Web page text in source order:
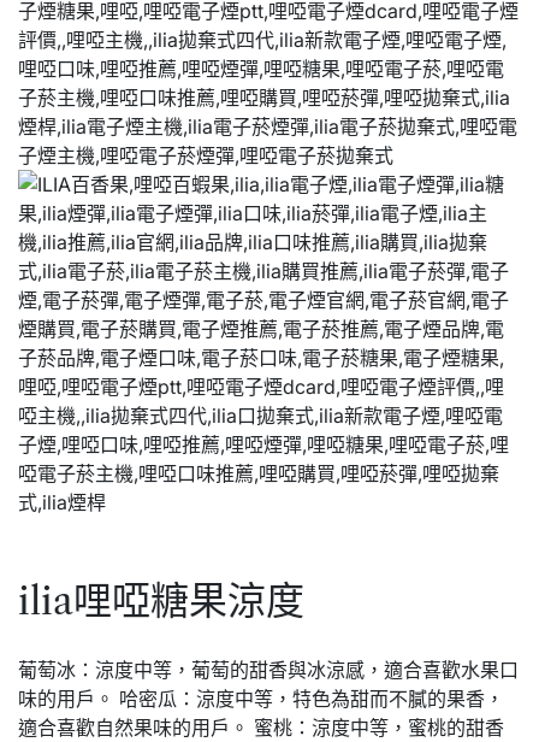
ilia哩啞糖果涼度
葡萄冰：涼度中等，葡萄的甜香與冰涼感，適合喜歡水果口
味的用戶。 哈密瓜：涼度中等，特色為甜而不膩的果香，
適合喜歡自然果味的用戶。 蜜桃：涼度中等，蜜桃的甜香